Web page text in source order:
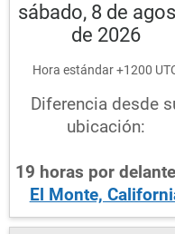
sábado, 8 de
de 2026
Hora estándar +1200
Diferencia desde
ubicación:
19 horas por delante
El Monte,